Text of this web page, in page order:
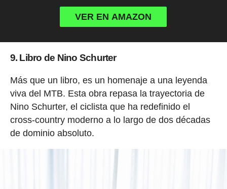
VER EN AMAZON
9. Libro de Nino Schurter
Más que un libro, es un homenaje a una leyenda
viva del MTB. Esta obra repasa la trayectoria de
Nino Schurter, el ciclista que ha redefinido el
cross-country moderno a lo largo de dos décadas
de dominio absoluto.